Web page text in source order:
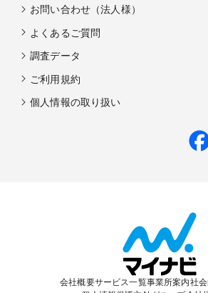
お問い合わせ（法人様）
よくあるご質問
調査データ
ご利用規約
個人情報の取り扱い
会社概要サービス一覧事業所案内社